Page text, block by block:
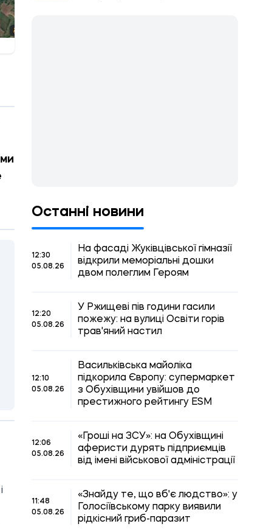
Останні новини
12:30
05.08.26
На фасаді Жуківцівської гімназії
відкрили меморіальні дошки
двом полеглим Героям
12:20
05.08.26
У Ржищеві пів години гасили
пожежу: на вулиці Освіти горів
трав'яний настил
12:10
05.08.26
Васильківська майоліка
підкорила Європу: супермаркет
з Обухівщини увійшов до
престижного рейтингу ESM
12:06
05.08.26
«Гроші на ЗСУ»: на Обухівщині
аферисти дурять підприємців
від імені військової адміністрації
11:48
05.08.26
«Знайду те, що вб'є людство»: у
Голосіївському парку виявили
рідкісний гриб-паразит